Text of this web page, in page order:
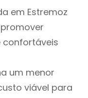
em Estremoz
confortáveis
um menor
viável para